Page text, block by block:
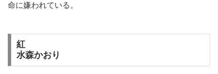
命に嫌われている。
紅
水森かおり